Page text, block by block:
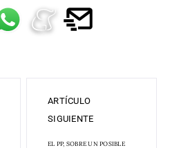
ARTÍCULO
SIGUIENTE
EL PP, SOBRE UN POSIBLE